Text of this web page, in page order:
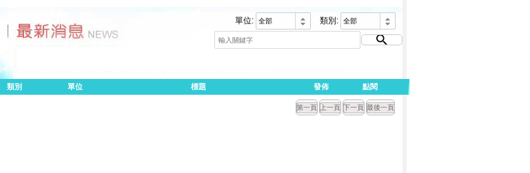
單位: 類別:
類別 單位 標題 發佈 點閱
第一頁 上一頁 下一頁 最後一頁